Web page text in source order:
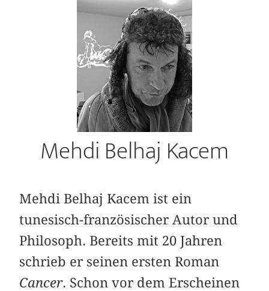
Mehdi Belhaj Kacem
Mehdi Belhaj Kacem ist ein
tunesisch-französischer Autor und
Philosoph. Bereits mit 20 Jahren
schrieb er seinen ersten Roman
Cancer. Schon vor dem Erscheinen